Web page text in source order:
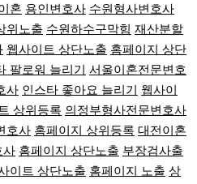
혼 용인변호사 수원형사변호사
위노출 수원하수구막힘 재산분할
웹사이트 상단노출 홈페이지 상단
팔로워 늘리기
서울이혼전문변호
사 인스타 좋아요 늘리기
웹사이
상위등록 의정부형사전문변호사
호사 홈페이지 상위등록 대전이혼
사 홈페이지 상단노출 부장검사출
이트 상단노출 홈페이지 노출 상